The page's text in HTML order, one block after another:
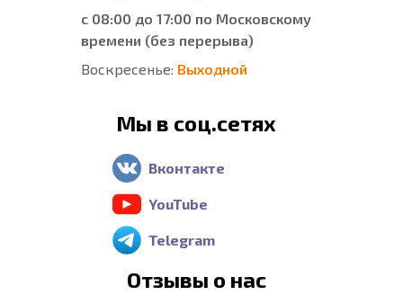
с 08:00 до 17:00 по Московскому
времени (без перерыва)
Воскресенье: Выходной
Мы в соц.сетях
Вконтакте
YouTube
Telegram
Отзывы о нас